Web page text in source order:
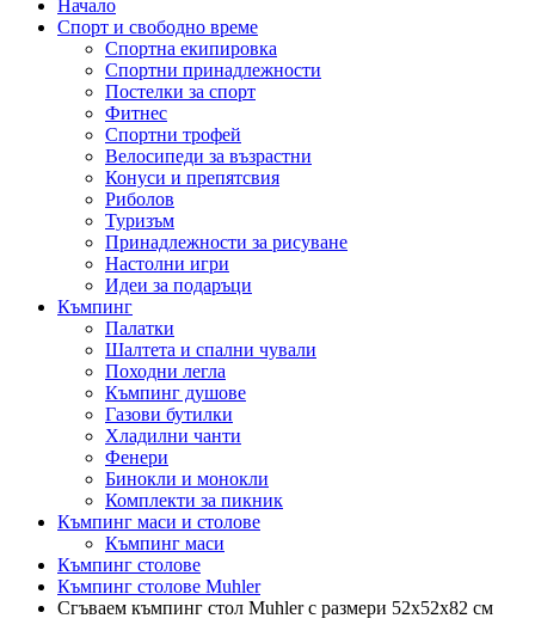
Начало
Спорт и свободно време
Спортна екипировка
Спортни принадлежности
Постелки за спорт
Фитнес
Спортни трофей
Велосипеди за възрастни
Конуси и препятсвия
Риболов
Туризъм
Принадлежности за рисуване
Настолни игри
Идеи за подаръци
Къмпинг
Палатки
Шалтета и спални чували
Походни легла
Къмпинг душове
Газови бутилки
Хладилни чанти
Фенери
Бинокли и монокли
Комплекти за пикник
Къмпинг маси и столове
Къмпинг маси
Къмпинг столове
Къмпинг столове Muhler
Сгъваем къмпинг стол Muhler с размери 52x52x82 см